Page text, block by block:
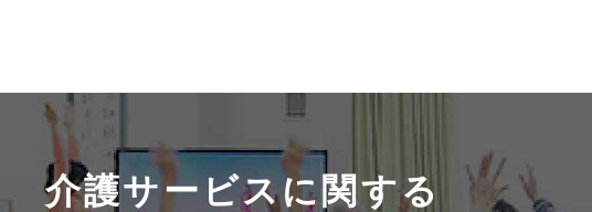
介護サービスに関する